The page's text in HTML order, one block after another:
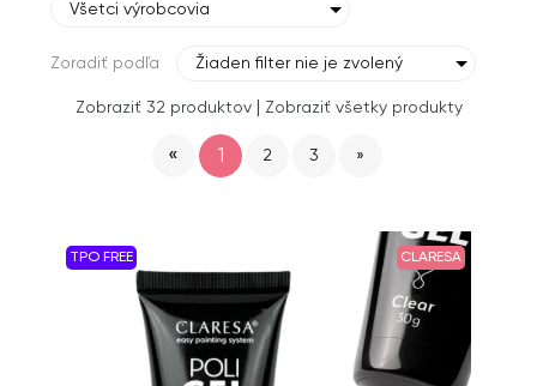
Všetci výrobcovia
Zoradiť podľa Žiaden filter nie je zvolený
Zobraziť 32 produktov| Zobraziť všetky produkty
« 1 2 3 »
TPO FREE CLARESA